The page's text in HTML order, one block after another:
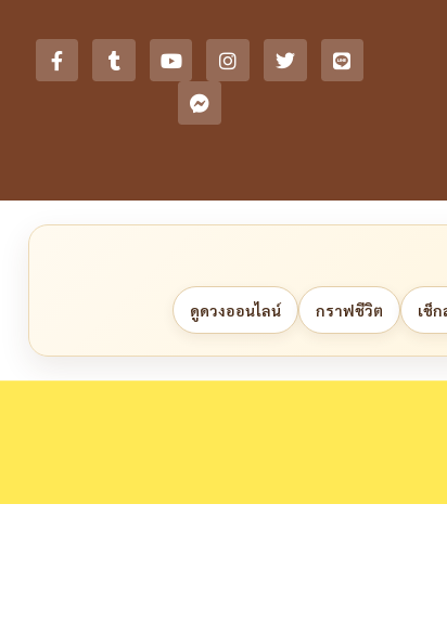
ดูดวงออนไลน์ กราฟชีวิต เช็